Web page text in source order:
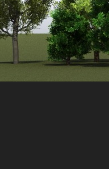
Skoči
na
vsebino